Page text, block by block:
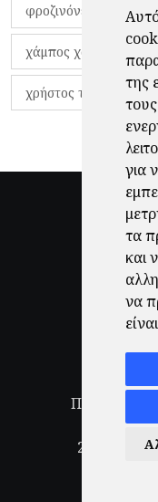
της
για
τα
και
να
φροζινόνε
χάμπος χαραλάμπους
χρήστος τζόλης
Πολιτική
2026
©